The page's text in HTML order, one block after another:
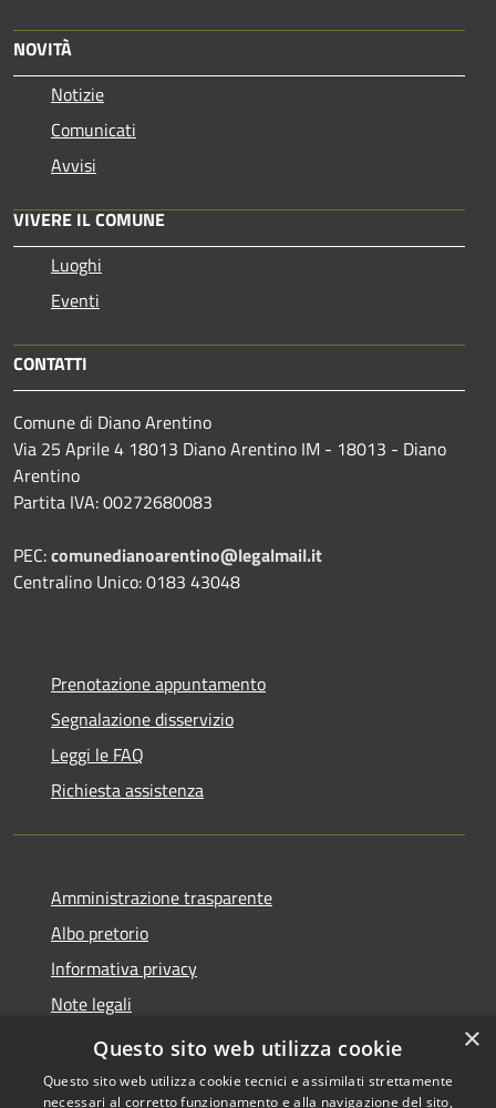
NOVITÀ
Notizie
Comunicati
Avvisi
VIVERE IL COMUNE
Luoghi
Eventi
CONTATTI
Comune di Diano Arentino
Via 25 Aprile 4 18013 Diano Arentino IM - 18013 - Diano
Arentino
Partita IVA: 00272680083
PEC:comunedianoarentino@legalmail.it
Centralino Unico: 0183 43048
Prenotazione appuntamento
Segnalazione disservizio
Leggi le FAQ
Richiesta assistenza
Amministrazione trasparente
Albo pretorio
Informativa privacy
Note legali
Dichiarazione di accessibilità
×
Questo sito web utilizza cookie
Questo sito web utilizza cookie tecnici e assimilati strettamente
necessari al corretto funzionamento e alla navigazione del sito,